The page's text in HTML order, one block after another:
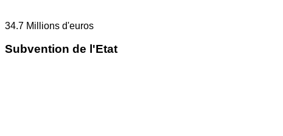
34.7 Millions d'euros
Subvention de l'Etat